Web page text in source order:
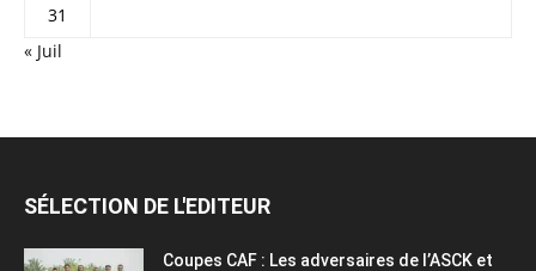
31
« Juil
SÉLECTION DE L'EDITEUR
Coupes CAF : Les adversaires de l’ASCK et